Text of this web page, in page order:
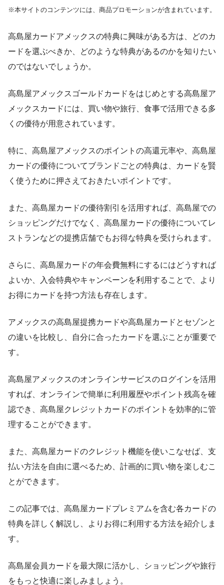
※本サイトのコンテンツには、商品プロモーションが含まれています。
高島屋カードアメックスの特典に興味がある方は、どのカ
ードを選ぶべきか、どのような特典があるのかを知りたい
のではないでしょうか。
高島屋アメックスゴールドカードをはじめとする高島屋ア
メックスカードには、買い物や旅行、食事で活用できる多
くの優待が用意されています。
特に、高島屋アメックスのポイントの高還元率や、高島屋
カードの優待についてブランドごとの特典は、カードを賢
く使うために押さえておきたいポイントです。
また、高島屋カードの優待割引を活用すれば、高島屋での
ショッピングだけでなく、高島屋カードの優待についてレ
ストランなどの提携店舗でもお得な特典を受けられます。
さらに、高島屋カードの年会費無料にするにはどうすれば
よいか、入会特典やキャンペーンを利用することで、より
お得にカードを持つ方法も存在します。
アメックスの高島屋提携カードや高島屋カードとセゾンと
の違いを比較し、自分に合ったカードを選ぶことが重要で
す。
高島屋アメックスのオンラインサービスのログインを活用
すれば、オンラインで簡単に利用履歴やポイント残高を確
認でき、高島屋クレジットカードのポイントを効率的に管
理することができます。
また、高島屋カードのクレジット機能を使いこなせば、支
払い方法を自由に選べるため、計画的に買い物を楽しむこ
とができます。
この記事では、高島屋カードプレミアムを含む各カードの
特典を詳しく解説し、よりお得に利用する方法を紹介しま
す。
高島屋会員カードを最大限に活かし、ショッピングや旅行
をもっと快適に楽しみましょう。